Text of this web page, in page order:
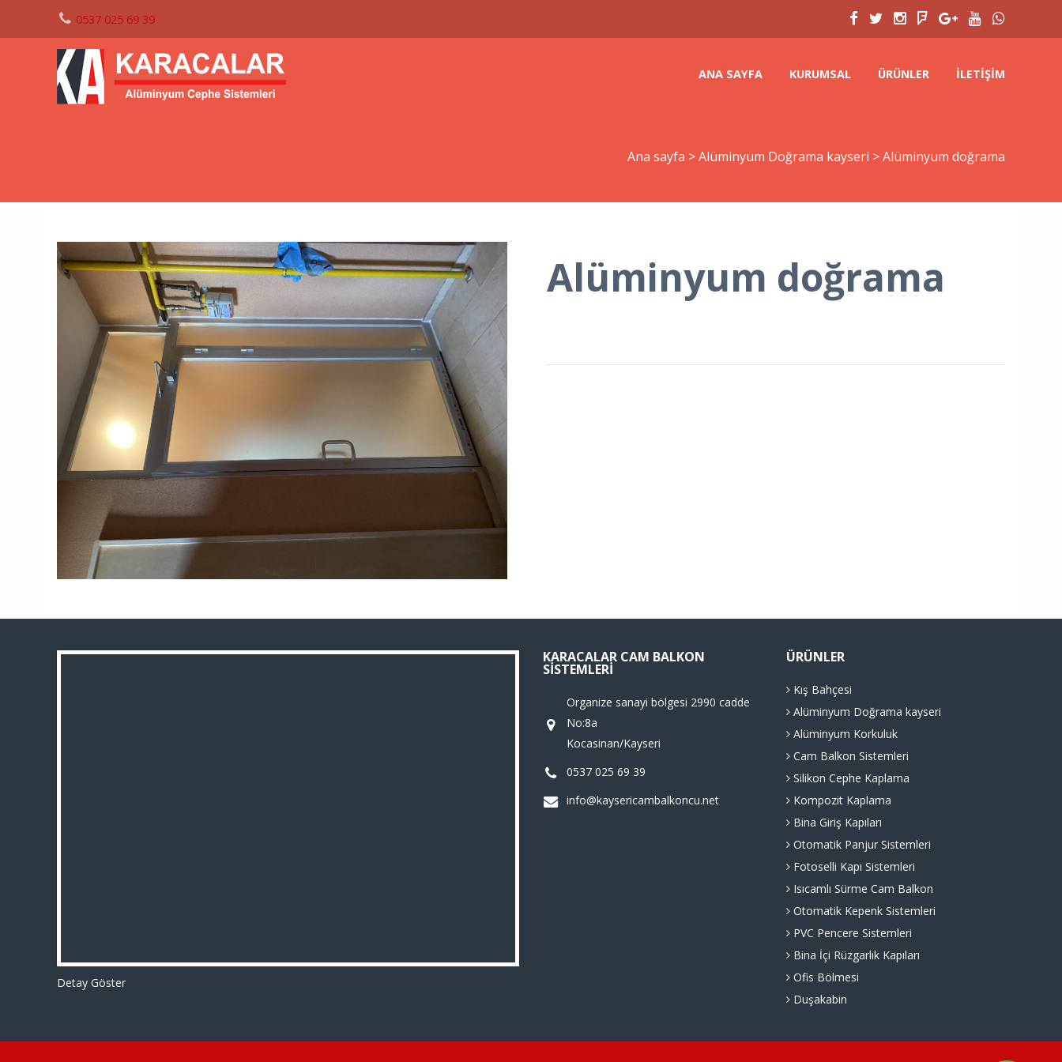
0537 025 69 39
ANA SAYFA KURUMSAL ÜRÜNLER İLETIŞIM
Ana sayfa >Alüminyum Doğrama kayseri >Alüminyum doğrama
Alüminyum doğrama
Detay Göster
KARACALAR CAM BALKON
SISTEMLERI
Organize sanayi bölgesi 2990 cadde
No:8a
Kocasinan/Kayseri
0537 025 69 39
info@kaysericambalkoncu.net
ÜRÜNLER
Kış Bahçesi
Alüminyum Doğrama kayseri
Alüminyum Korkuluk
Cam Balkon Sistemleri
Silikon Cephe Kaplama
Kompozit Kaplama
Bina Giriş Kapıları
Otomatik Panjur Sistemleri
Fotoselli Kapı Sistemleri
Isıcamlı Sürme Cam Balkon
Otomatik Kepenk Sistemleri
PVC Pencere Sistemleri
Bina İçi Rüzgarlık Kapıları
Ofis Bölmesi
Duşakabin